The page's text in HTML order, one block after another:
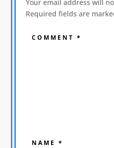
Your email address will
Required fields are